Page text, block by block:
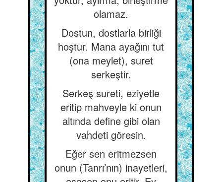
olamaz.
Dostun, dostlarla birliği
hoştur. Mana ayağını tut
(ona meylet), suret
serkeştir.
Serkeş sureti, eziyetle
eritip mahveyle ki onun
altında define gibi olan
vahdeti göresin.
Eğer sen eritmezsen
onun (Tanrı’nın) inayetleri,